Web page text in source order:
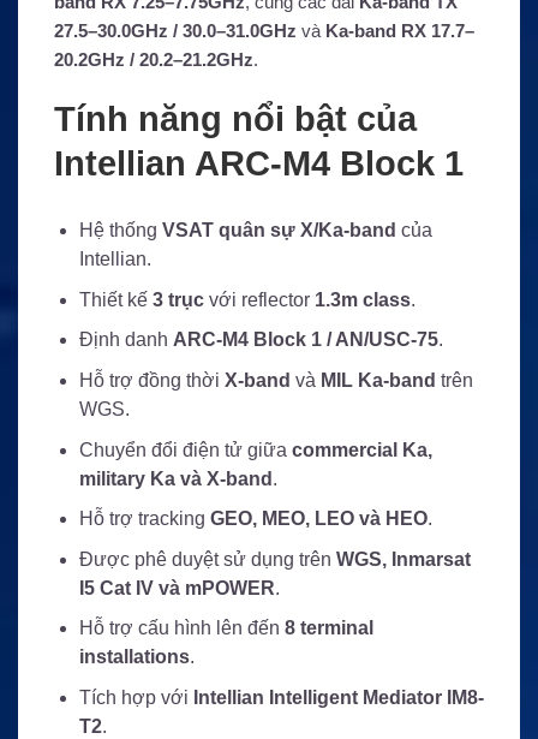
27.5–30.0GHz / 30.0–31.0GHz và Ka-band RX 17.7–
20.2GHz / 20.2–21.2GHz.
Tính năng nổi bật của
Intellian ARC-M4 Block 1
Hệ thống VSAT quân sự X/Ka-band của
Intellian.
Thiết kế 3 trụcvới reflector 1.3m class.
Định danh ARC-M4 Block 1 / AN/USC-75.
Hỗ trợ đồng thời X-band và MIL Ka-band trên
WGS.
Chuyển đổi điện tử giữa commercial Ka,
military Ka và X-band .
Hỗ trợ tracking GEO, MEO, LEO và HEO.
Được phê duyệt sử dụng trên WGS, Inmarsat
I5 Cat IV và mPOWER.
Hỗ trợ cấu hình lên đến 8 terminal
installations.
Tích hợp với Intellian Intelligent Mediator IM8-
T2.